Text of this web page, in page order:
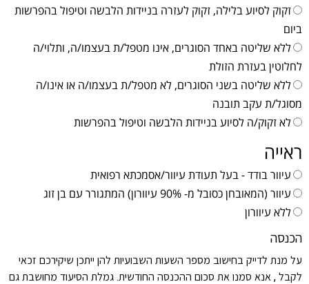
זקוק לסיוע בלילה, זקוק לעזרה בניידות הלבשה וטיפול בהפרשות
ביום
ללא שליטה באחד הסוגרים, אינו מטפל/ת בעצמו/ה, ותלוי/ה
לחלוטין בעזרת הזולת
ללא שליטה בשני הסוגרים, לא מטפל/ת בעצמו/ה או אינו/ה
מסוגל/ת עקב תובנה
לא זקוק/ה לסיוע בניידות הלבשה וטיפול בהפרשות
ראייה
עיוור בודד - בעל תעודת עיוור/אסמכתא רפואית
עיוור (המאובחן כסובל מ- 90% עיוורון) המתגורר עם בן זוג
ללא עיוורון
הכנסה
על מנת לדייק בחישוב מספר השעות השבועיות להן ייתכן שיקירכם זכאי
לקבל , אנא סמנו את סכום ההכנסה החודשית. גמלת הסיעוד מחושבת גם